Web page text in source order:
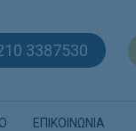
3387530
ΕΠΙΚΟΙΝΩΝΙΑ